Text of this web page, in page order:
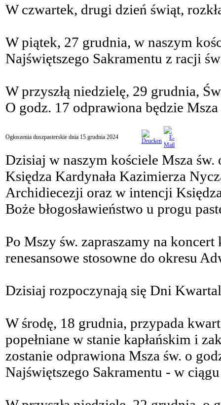
W czwartek, drugi dzień świąt,
W piątek, 27 grudnia, w naszym
Najświętszego Sakramentu z racji
W przyszłą niedzielę, 29 grudnia,
O godz. 17 odprawiona będzie
Ogłoszenia duszpasterskie dnia 15 grudnia 2024
Dzisiaj w naszym kościele Msza
Księdza Kardynała Kazimierza
Archidiecezji oraz w intencji
Boże błogosławieństwo u progu
Po Mszy św. zapraszamy na
renesansowe stosowne do okresu
Dzisiaj rozpoczynają się Dni
W środę, 18 grudnia, przypada
popełniane w stanie kapłańskim i
zostanie odprawiona Msza św. o
Najświętszego Sakramentu - w